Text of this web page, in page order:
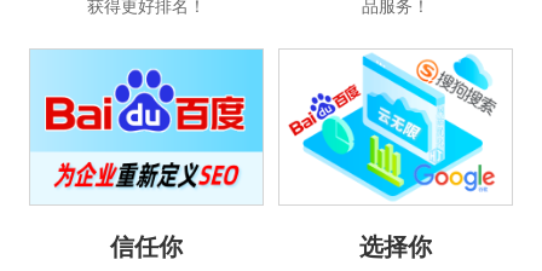
获得更好排名！
品服务！
信任你 选择你